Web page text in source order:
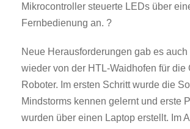
Mikrocontroller steuerte LEDs über
Fernbedienung an. ?
Neue Herausforderungen gab es
wieder von der HTL-Waidhofen für die
Roboter. Im ersten Schritt wurde die
Mindstorms kennen gelernt und erste
wurden über einen Laptop erstellt. Im